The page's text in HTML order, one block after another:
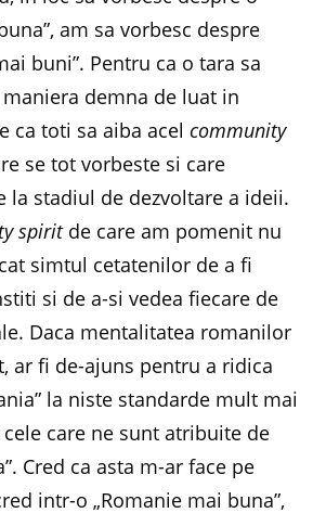
am sa vorbesc despre
buni”. Pentru ca o tara sa
demna de luat in
ca toti sa aiba acel community
se tot vorbeste si care
la stadiul de dezvoltare a ideii.
spiritde care am pomenit nu
simtul cetatenilor de a fi
si de a-si vedea fiecare de
Daca mentalitatea romanilor
ar fi de-ajuns pentru a ridica
la niste standarde mult mai
care ne sunt atribuite de
Cred ca asta m-ar face pe
intr-o „Romanie mai buna”,